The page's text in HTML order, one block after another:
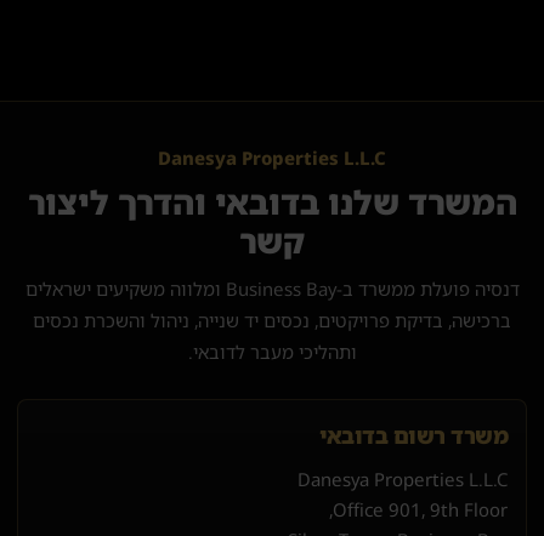
Danesya Properties L.L.C
המשרד שלנו בדובאי והדרך ליצור
קשר
דנסיה פועלת ממשרד ב-Business Bay ומלווה משקיעים ישראלים
ברכישה, בדיקת פרויקטים, נכסים יד שנייה, ניהול והשכרת נכסים
ותהליכי מעבר לדובאי.
משרד רשום בדובאי
Danesya Properties L.L.C
Office 901, 9th Floor,